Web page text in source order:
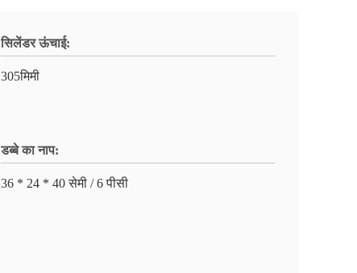
सिलेंडर ऊंचाई:
305मिमी
डब्बे का नाप:
36 * 24 * 40 सेमी / 6 पीसी